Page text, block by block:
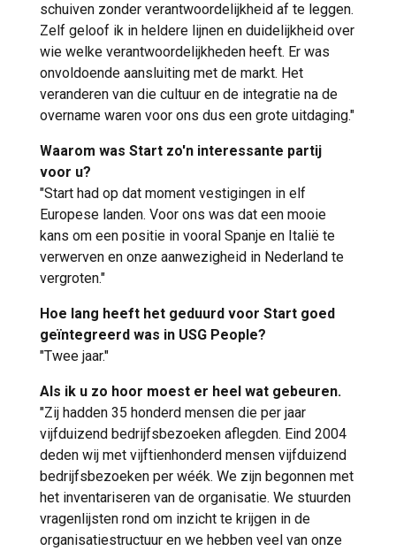
schuiven zonder verantwoordelijkheid af te leggen.
Zelf geloof ik in heldere lijnen en duidelijkheid over
wie welke verantwoordelijkheden heeft. Er was
onvoldoende aansluiting met de markt. Het
veranderen van die cultuur en de integratie na de
overname waren voor ons dus een grote uitdaging."
Waarom was Start zo'n interessante partij
voor u?
"Start had op dat moment vestigingen in elf
Europese landen. Voor ons was dat een mooie
kans om een positie in vooral Spanje en Italië te
verwerven en onze aanwezigheid in Nederland te
vergroten."
Hoe lang heeft het geduurd voor Start goed
geïntegreerd was in USG People?
"Twee jaar."
Als ik u zo hoor moest er heel wat gebeuren.
"Zij hadden 35 honderd mensen die per jaar
vijfduizend bedrijfsbezoeken aflegden. Eind 2004
deden wij met vijftienhonderd mensen vijfduizend
bedrijfsbezoeken per wéék. We zijn begonnen met
het inventariseren van de organisatie. We stuurden
vragenlijsten rond om inzicht te krijgen in de
organisatiestructuur en we hebben veel van onze